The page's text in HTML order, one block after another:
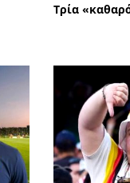
Τρία